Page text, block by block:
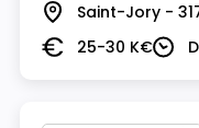
Lieu Saint-Jory -
Salaire25-30 K€